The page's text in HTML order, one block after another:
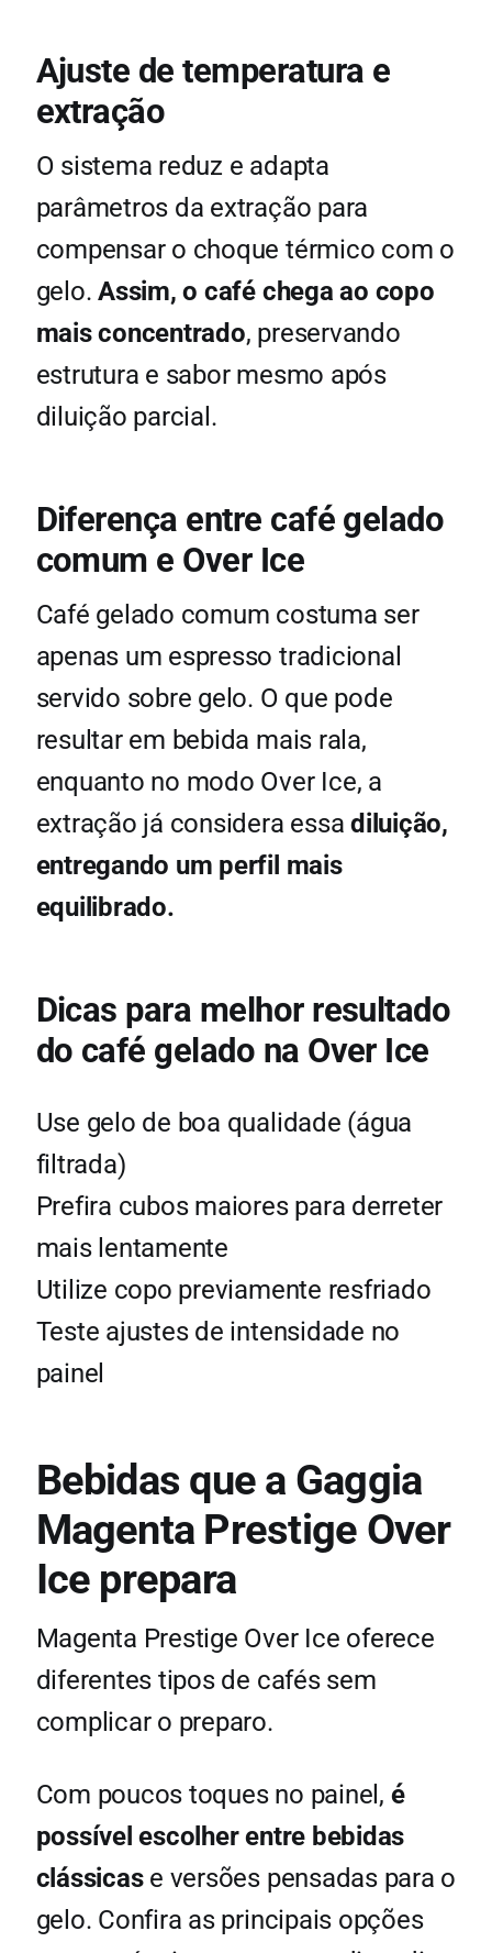
Ajuste de temperatura e
extração
O sistema reduz e adapta
parâmetros da extração para
compensar o choque térmico com o
gelo.Assim, o café chega ao copo
mais concentrado, preservando
estrutura e sabor mesmo após
diluição parcial.
Diferença entre café gelado
comum e Over Ice
Café gelado comum costuma ser
apenas um espresso tradicional
servido sobre gelo. O que pode
resultar em bebida mais rala,
enquanto no modo Over Ice, a
extração já considera essadiluição,
entregando um perfil mais
equilibrado.
Dicas para melhor resultado
do café gelado na Over Ice
Use gelo de boa qualidade (água
filtrada)
Prefira cubos maiores para derreter
mais lentamente
Utilize copo previamente resfriado
Teste ajustes de intensidade no
painel
Bebidas que a Gaggia
Magenta Prestige Over
Ice prepara
Magenta Prestige Over Ice oferece
diferentes tipos de cafés sem
complicar o preparo.
Com poucos toques no painel, é
possível escolher entre bebidas
clássicas e versões pensadas para o
gelo. Confira as principais opções